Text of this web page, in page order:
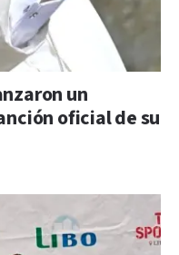
un
oficial de su